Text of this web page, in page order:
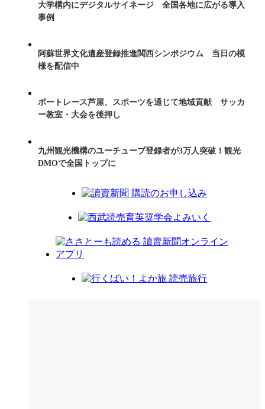
大学構内にデジタルサイネージ 全国各地に広がる導入
事例
阿蘇世界文化遺産登録推進関西シンポジウム 当日の模
様を配信中
ボートレース芦屋、スポーツを通じて地域貢献 サッカ
ー教室・大会を後押し
九州観光機構のユーチューブ登録者が3万人突破！観光
DMOで全国トップに